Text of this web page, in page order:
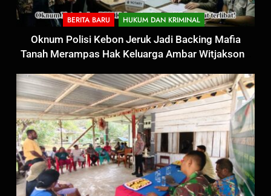
BERITA BARU HUKUM DAN KRIMINAL
Oknum Polisi Kebon Jeruk Jadi Backing Mafia
Tanah Merampas Hak Keluarga Ambar Witjaksono
5
Satbinmas Polres Pasuruan
Perkuat Sinergitas Ulama dan
Umara Melalui Program Rabu
Berguru di Ponpes Dalwa
BERITA BARU
6
Menjelang HUT ke-23,
Masyarakat Pribumi Palang
Tugu Sejarah Trikora
Teminabuan
BERITA BARU PAPUA BARAT DAYA